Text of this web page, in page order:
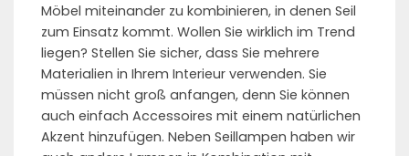
Möbel miteinander zu kombinieren, in denen Seil
zum Einsatz kommt. Wollen Sie wirklich im Trend
liegen? Stellen Sie sicher, dass Sie mehrere
Materialien in Ihrem Interieur verwenden. Sie
müssen nicht groß anfangen, denn Sie können
auch einfach Accessoires mit einem natürlichen
Akzent hinzufügen. Neben Seillampen haben wir